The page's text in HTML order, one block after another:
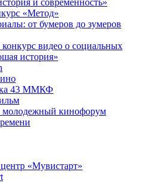
и современность»
«Метод»
от бумеров до зумеров
видео о социальных
история»
43 ММКФ
молодежный кинофорум
«Мувистарт»